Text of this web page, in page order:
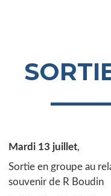
Mardi 13 juillet,
Sortie en groupe au
souvenir de R Boudin